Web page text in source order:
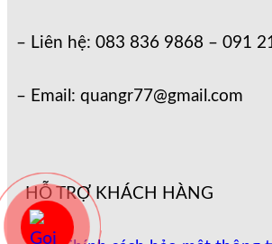
– Liên hệ: 083 836 9868 – 091
– Email: quangr77@gmail.com
HỖ TRỢ KHÁCH HÀNG